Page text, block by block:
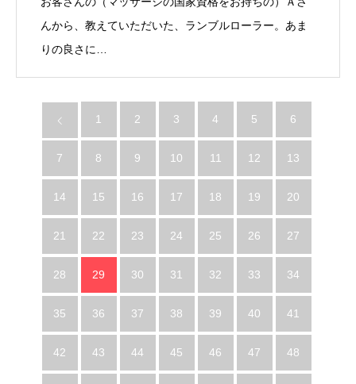
んから、教えていただいた、ランブルローラー。あま
りの良さに…
1 2 3 4 5 6
7 8 9 10 11 12 13
14 15 16 17 18 19 20
21 22 23 24 25 26 27
28 29 30 31 32 33 34
35 36 37 38 39 40 41
42 43 44 45 46 47 48